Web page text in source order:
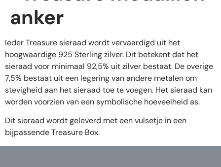
anker
Ieder Treasure sieraad wordt vervaardigd uit het
hoogwaardige 925 Sterling zilver. Dit betekent dat het
sieraad voor minimaal 92,5% uit zilver bestaat. De overige
7,5% bestaat uit een legering van andere metalen om
stevigheid aan het sieraad toe te voegen. Het sieraad kan
worden voorzien van een symbolische hoeveelheid as.
Dit sieraad wordt geleverd met een vulsetje in een
bijpassende Treasure Box.